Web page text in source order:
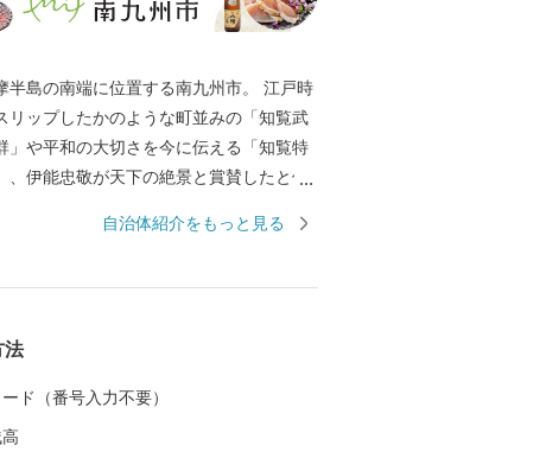
半島の南端に位置する南九州市。 江戸時
リップしたかのような町並みの「知覧武
」や平和の大切さを今に伝える「知覧特
、伊能忠敬が天下の絶景と賞賛したと伝
辺仏壇」などで知られています。 南九州
。 南九州市自慢の特産品を、ふるさと納
しみください。
自治体紹介をもっと見る
法
ド（番号入力不要）